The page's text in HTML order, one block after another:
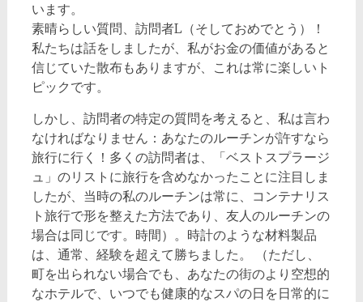
います。
素晴らしい質問、訪問者L（そしておめでとう）！
私たちは話をしましたが、私がお金の価値があると
信じていた散布もありますが、これは常に楽しいト
ピックです。
しかし、訪問者の特定の質問を考えると、私は言わ
なければなりません：あなたのルーチンが許すなら
旅行に行く！多くの訪問者は、「ベストスプラージ
ュ」のリストに旅行を含めなかったことに注目しま
したが、当時の私のルーチンは常に、コンテナリス
ト旅行で形を整えた方法であり、友人のルーチンの
場合は同じです。時間）。時計のような材料製品
は、通常、経験を超えて勝ちました。 （ただし、
町を出られない場合でも、あなたの街のより空想的
なホテルで、いつでも健康的なスパの日を日常的に